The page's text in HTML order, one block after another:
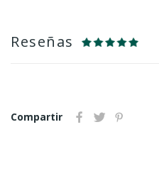
Reseñas
Compartir